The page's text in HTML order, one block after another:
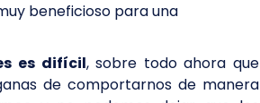
beneficioso para una
es difícil, sobre todo ahora que
de comportarnos de manera